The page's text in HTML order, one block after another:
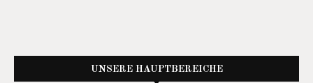
UNSERE HAUPTBEREICHE